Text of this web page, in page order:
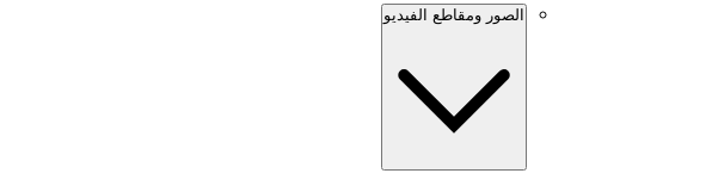
الصور ومقاطع الفيديو